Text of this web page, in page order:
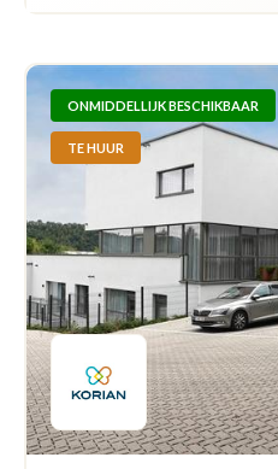
ONMIDDELLIJK BESCHIKBAAR
TE HUUR